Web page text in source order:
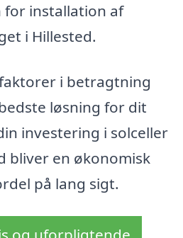
installation af
i Hillested.
i betragtning
løsning for dit
investering i solceller
bliver en økonomisk
på lang sigt.